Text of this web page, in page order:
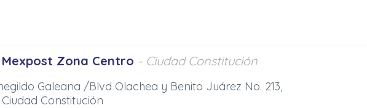
Mexpost Zona Centro - Ciudad Constitución
Galeana /Blvd Olachea y Benito Juárez No. 213,
Constitución